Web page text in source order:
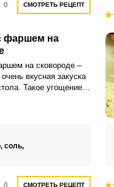
0 СМОТРЕТЬ РЕЦЕПТ
фаршем на
на сковороде –
вкусная закуска
Такое угощение
соль,
0 СМОТРЕТЬ РЕЦЕПТ